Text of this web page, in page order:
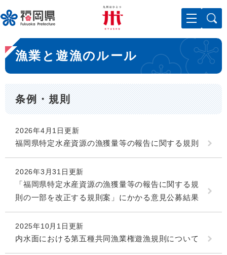
ー
ジ
先
頭
で
。
メニューを飛ばして本文へ
本
文
漁業と遊漁のルール
条例・規則
2026年4月1日更新
福岡県特定水産資源の漁獲量等の報告に関する規則
2026年3月31日更新
「福岡県特定水産資源の漁獲量等の報告に関する規
則の一部を改正する規則案」にかかる意見公募結果
2025年10月1日更新
内水面における第五種共同漁業権遊漁規則について